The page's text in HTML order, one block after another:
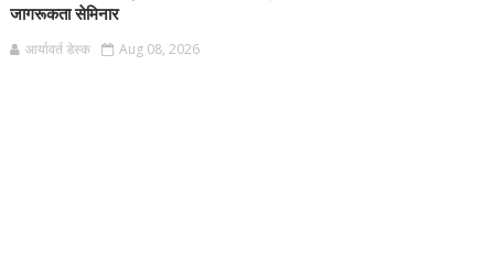
जागरूकता सेमिनार
आर्यावर्त डेस्क Aug 08, 2026